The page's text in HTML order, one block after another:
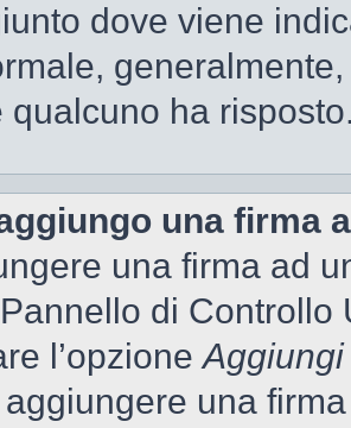
dove viene
qualcuno ha
una firma
una firma ad
di Controllo
l’opzione
una